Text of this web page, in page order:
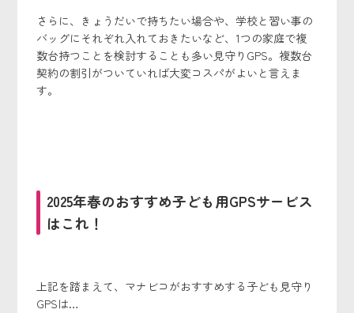
さらに、きょうだいで持ちたい場合や、学校と習い事の
バッグにそれぞれ入れておきたいなど、1つの家庭で複
数台持つことを検討することも多い見守りGPS。複数台
契約の割引がついていれば大変コスパがよいと言えま
す。
2025年春のおすすめ子ども用GPSサービス
はこれ！
上記を踏まえて、マナビコがおすすめする子ども見守り
GPSは…